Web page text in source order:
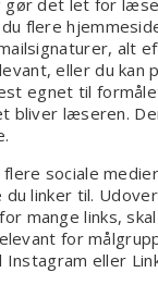
gør det let for
flere
alt
eller du kan
egnet til
bliver læseren.
sociale
linker til.
mange links, skal
for
eller